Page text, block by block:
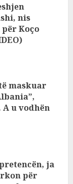
nis
Koço
maskuar
u vodhën
ja
për